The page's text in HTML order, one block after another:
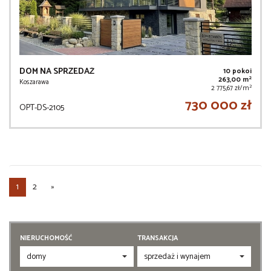
DOM NA SPRZEDAŻ
Koszarawa
10 pokoi
263,00 m2
2 775,67 zł/m2
OPT-DS-2105 730 000 zł
1 2 »
NIERUCHOMOŚĆ TRANSAKCJA